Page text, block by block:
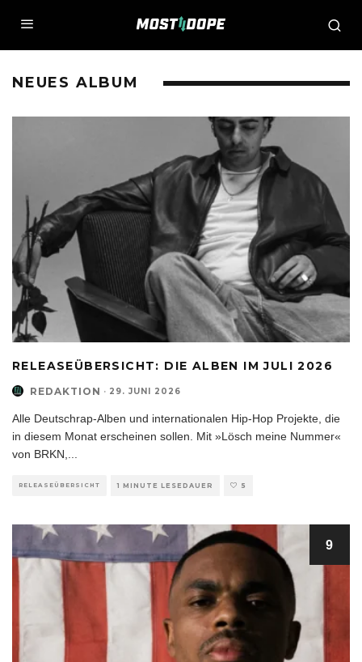
NEUES ALBUM
RELEASEÜBERSICHT: DIE ALBEN IM JULI 2026
REDAKTION · 29. JUNI 2026
Alle Deutschrap-Alben und internationalen Hip-Hop Projekte, die
in diesem Monat erscheinen sollen. Mit »Lösch meine Nummer«
von BRKN,
RELEASEÜBERSICHT 1 MINUTE LESEDAUER 5
9